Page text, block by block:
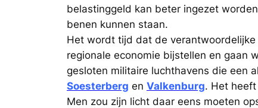
belastinggeld kan beter ingezet
benen kunnen staan.
Het wordt tijd dat de
regionale economie bijstellen en gaan
gesloten militaire luchthavens die een
Soesterberg en Valkenburg. Het
Men zou zijn licht daar eens moeten